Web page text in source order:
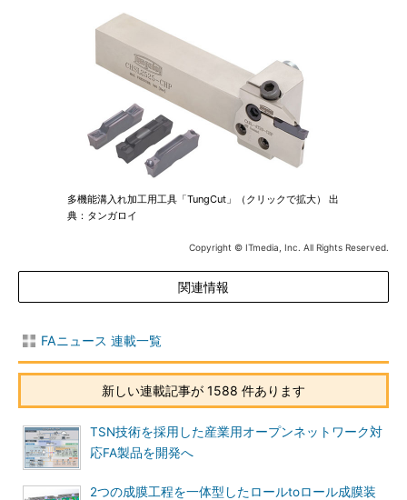
多機能溝入れ加工用工具「TungCut」（クリックで拡大） 出
典：タンガロイ
Copyright © ITmedia, Inc. All Rights Reserved.
関連情報
FAニュース 連載一覧
新しい連載記事が 1588 件あります
TSN技術を採用した産業用オープンネットワーク対
応FA製品を開発へ
2つの成膜工程を一体型したロールtoロール成膜装